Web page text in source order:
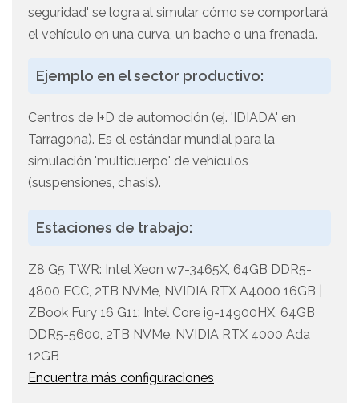
seguridad' se logra al simular cómo se comportará
el vehículo en una curva, un bache o una frenada.
Ejemplo en el sector productivo:
Centros de I+D de automoción (ej. 'IDIADA' en
Tarragona). Es el estándar mundial para la
simulación 'multicuerpo' de vehículos
(suspensiones, chasis).
Estaciones de trabajo:
Z8 G5 TWR: Intel Xeon w7-3465X, 64GB DDR5-
4800 ECC, 2TB NVMe, NVIDIA RTX A4000 16GB |
ZBook Fury 16 G11: Intel Core i9-14900HX, 64GB
DDR5-5600, 2TB NVMe, NVIDIA RTX 4000 Ada
12GB
Encuentra más configuraciones